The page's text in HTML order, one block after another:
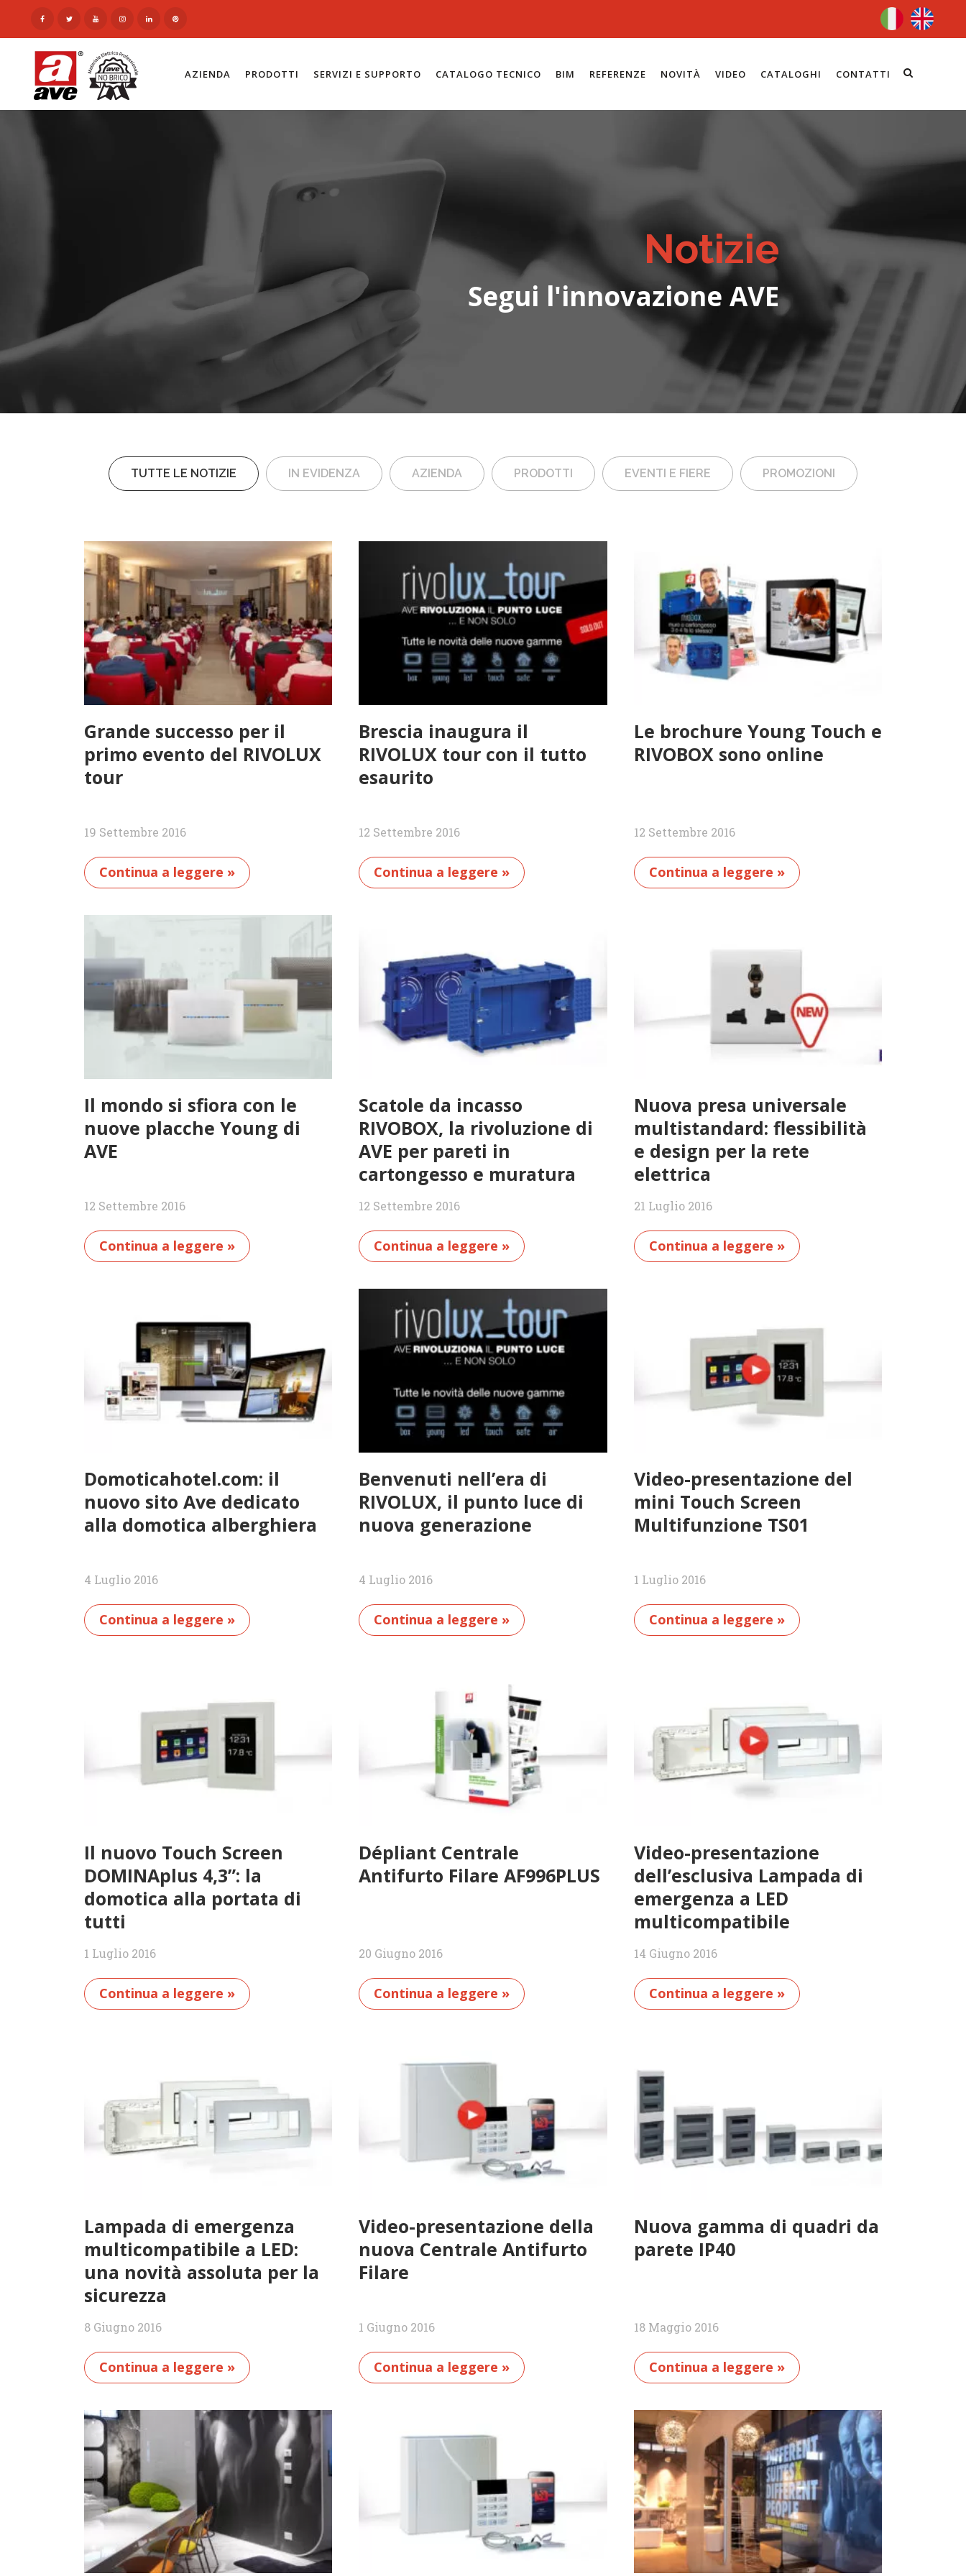
AZIENDA PRODOTTI SERVIZI E SUPPORTO CATALOGO TECNICO BIM REFERENZE NOVITÀ VIDEO CATALOGHI CONTATTI
Notizie
Segui l'innovazione AVE
TUTTE LE NOTIZIE IN EVIDENZA AZIENDA PRODOTTI EVENTI E FIERE PROMOZIONI
Grande successo per il
primo evento del RIVOLUX
tour
19 Settembre 2016
Continua a leggere »
Brescia inaugura il
RIVOLUX tour con il tutto
esaurito
12 Settembre 2016
Continua a leggere »
Le brochure Young Touch e
RIVOBOX sono online
12 Settembre 2016
Continua a leggere »
Il mondo si sfiora con le
nuove placche Young di
AVE
12 Settembre 2016
Continua a leggere »
Scatole da incasso
RIVOBOX, la rivoluzione di
AVE per pareti in
cartongesso e muratura
12 Settembre 2016
Continua a leggere »
Nuova presa universale
multistandard: flessibilità
e design per la rete
elettrica
21 Luglio 2016
Continua a leggere »
Domoticahotel.com: il
nuovo sito Ave dedicato
alla domotica alberghiera
4 Luglio 2016
Continua a leggere »
Benvenuti nell’era di
RIVOLUX, il punto luce di
nuova generazione
4 Luglio 2016
Continua a leggere »
Video-presentazione del
mini Touch Screen
Multifunzione TS01
1 Luglio 2016
Continua a leggere »
Il nuovo Touch Screen
DOMINAplus 4,3”: la
domotica alla portata di
tutti
1 Luglio 2016
Continua a leggere »
Dépliant Centrale
Antifurto Filare AF996PLUS
20 Giugno 2016
Continua a leggere »
Video-presentazione
dell’esclusiva Lampada di
emergenza a LED
multicompatibile
14 Giugno 2016
Continua a leggere »
Lampada di emergenza
multicompatibile a LED:
una novità assoluta per la
sicurezza
8 Giugno 2016
Continua a leggere »
Video-presentazione della
nuova Centrale Antifurto
Filare
1 Giugno 2016
Continua a leggere »
Nuova gamma di quadri da
parete IP40
18 Maggio 2016
Continua a leggere »